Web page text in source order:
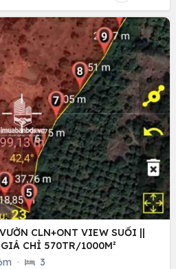
CLN+ONT VIEW SUỐI ||
CHỈ 570TR/1000M²
· 3